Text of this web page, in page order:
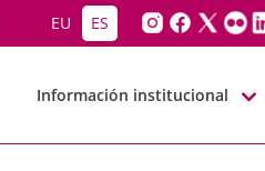
EU ES
Información institucional